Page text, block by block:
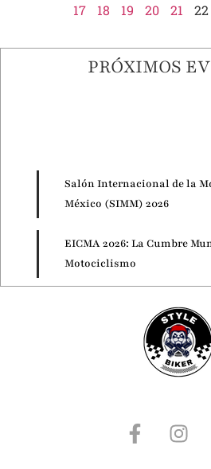
17
18 19 20 21 22
PRÓXIMOS
Salón Internacional de la
México (SIMM) 2026
EICMA 2026: La Cumbre
Motociclismo